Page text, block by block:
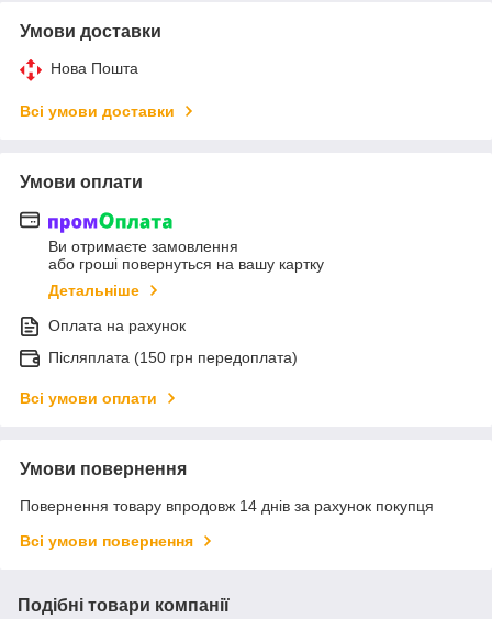
Умови доставки
Нова Пошта
Всі умови доставки
Умови оплати
Ви отримаєте замовлення
або гроші повернуться на вашу картку
Детальніше
Оплата на рахунок
Післяплата (150 грн передоплата)
Всі умови оплати
Умови повернення
Повернення товару впродовж 14 днів за рахунок покупця
Всі умови повернення
Подібні товари компанії